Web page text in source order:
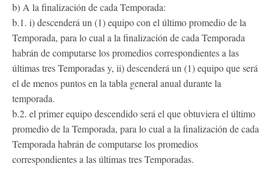
b) A la finalización de cada Temporada:
b.1. i) descenderá un (1) equipo con el último promedio de la
Temporada, para lo cual a la finalización de cada Temporada
habrán de computarse los promedios correspondientes a las
últimas tres Temporadas y, ii) descenderá un (1) equipo que será
el de menos puntos en la tabla general anual durante la
temporada.
b.2. el primer equipo descendido será el que obtuviera el último
promedio de la Temporada, para lo cual a la finalización de cada
Temporada habrán de computarse los promedios
correspondientes a las últimas tres Temporadas.